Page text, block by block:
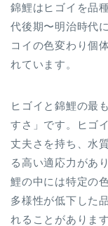
錦鯉はヒゴイを品
代後期〜明治時代
コイの色変わり個
れています。
ヒゴイと錦鯉の最
すさ」です。ヒゴ
丈夫さを持ち、水
る高い適応力があ
鯉の中には特定の
多様性が低下した
れることがあります